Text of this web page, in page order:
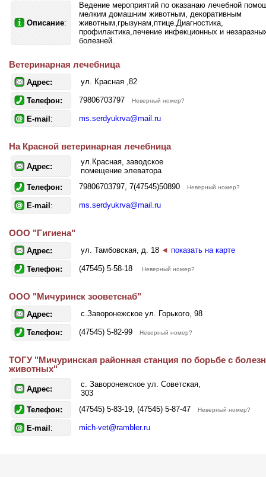
Описание:
Ведение мероприятий по оказанаю лечебной
мелким домашним животным, декоративным
животным,грызунам,птице.Диагностика,
профилактика,лечение инфекционных и
болезней.
Ветеринарная лечебница
Адрес: ул. Красная ,82
Телефон: 79806703797 Неверный номер?
E-mail : ms.serdyukrva@mail.ru
На Красной ветеринарная лечебница
Адрес:
ул.Красная, заводское
помещение элеватора
Телефон:
79806703797, 7(47545)50890 Неверный номер?
E-mail : ms.serdyukrva@mail.ru
ООО "Гигиена"
Адрес: ул. Тамбовская, д. 18 ◄ показать на карте
Телефон: (47545) 5-58-18 Неверный номер?
ООО "Мичуринск зооветснаб"
Адрес: с.Заворонежское ул. Горького, 98
Телефон: (47545) 5-82-99 Неверный номер?
ТОГУ "Мичуринская районная станция по борьбе с
животных"
Адрес:
с. Заворонежское ул. Советская,
303
Телефон:
(47545) 5-83-19, (47545) 5-87-47 Неверный номер?
E-mail : mich-vet@rambler.ru